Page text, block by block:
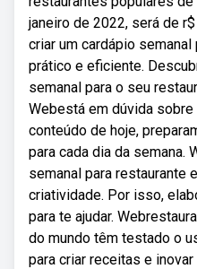
janeiro de 2022, será de
criar um cardápio semanal
prático e eficiente.
semanal para o seu
Webestá em dúvida
conteúdo de hoje,
para cada dia da semana.
semanal para restaurante
criatividade. Por isso,
para te ajudar.
do mundo têm testado o
para criar receitas e